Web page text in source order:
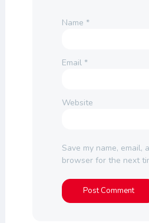
Name *
Email *
Website
Save my name, email,
browser for the next